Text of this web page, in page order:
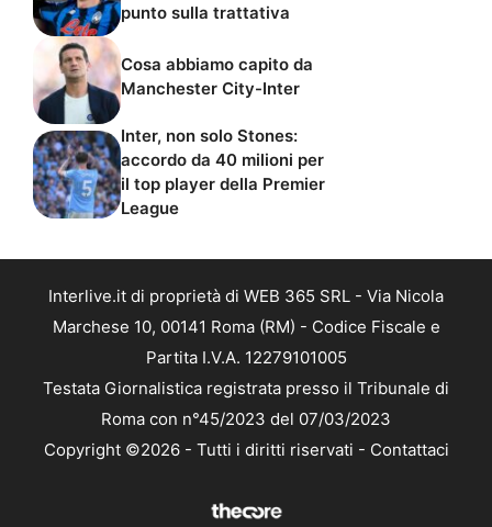
punto sulla trattativa
Cosa abbiamo capito da
Manchester City-Inter
Inter, non solo Stones:
accordo da 40 milioni per
il top player della Premier
League
Interlive.it di proprietà di WEB 365 SRL - Via Nicola
Marchese 10, 00141 Roma (RM) - Codice Fiscale e
Partita I.V.A. 12279101005
Testata Giornalistica registrata presso il Tribunale di
Roma con n°45/2023 del 07/03/2023
Copyright ©2026 - Tutti i diritti riservati - Contattaci